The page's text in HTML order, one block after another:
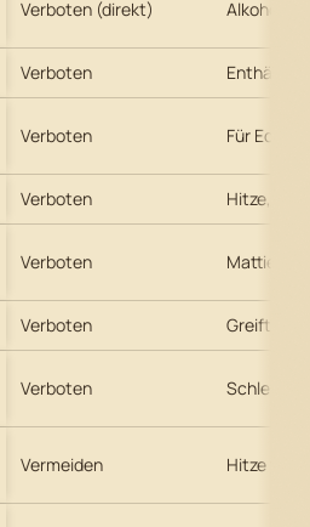
Verboten (direkt) Alkohole
Verboten Enthält
Verboten Für
Verboten Hitze,
Verboten Mattiert
Verboten Greift
Verboten
Vermeiden Hitze